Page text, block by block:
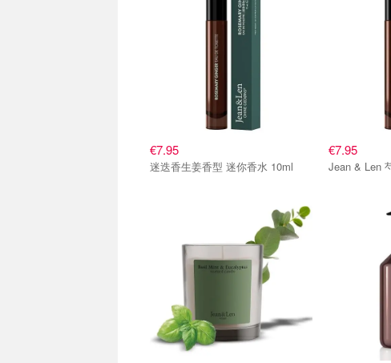
€7.95
迷迭香生姜香型 迷你香水 10ml
€7.95
Jean & Len